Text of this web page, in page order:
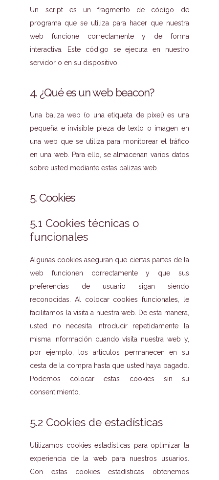
Un script es un fragmento de código de
programa que se utiliza para hacer que nuestra
web funcione correctamente y de forma
interactiva. Este código se ejecuta en nuestro
servidor o en su dispositivo.
4. ¿Qué es un web beacon?
Una baliza web (o una etiqueta de píxel) es una
pequeña e invisible pieza de texto o imagen en
una web que se utiliza para monitorear el tráfico
en una web. Para ello, se almacenan varios datos
sobre usted mediante estas balizas web.
5. Cookies
5.1 Cookies técnicas o
funcionales
Algunas cookies aseguran que ciertas partes de la
web funcionen correctamente y que sus
preferencias de usuario sigan siendo
reconocidas. Al colocar cookies funcionales, le
facilitamos la visita a nuestra web. De esta manera,
usted no necesita introducir repetidamente la
misma información cuando visita nuestra web y,
por ejemplo, los artículos permanecen en su
cesta de la compra hasta que usted haya pagado.
Podemos colocar estas cookies sin su
consentimiento.
5.2 Cookies de estadísticas
Utilizamos cookies estadísticas para optimizar la
experiencia de la web para nuestros usuarios.
Con estas cookies estadísticas obtenemos